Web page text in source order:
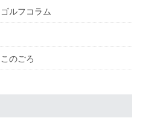
ルフコラム
のごろ